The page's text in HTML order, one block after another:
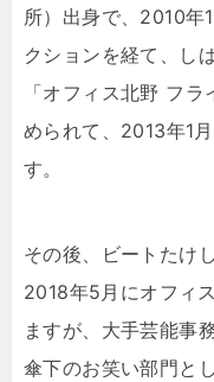
所）出身で、2010年
クションを経て、し
「オフィス北野 フ
められて、2013年1
す。
その後、ビートたけ
2018年5月にオフィ
ますが、大手芸能事
傘下のお笑い部門と